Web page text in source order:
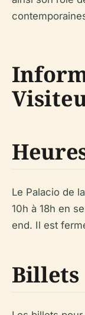
Le Palacio de
10h à 18h en
end. Il est
Billets